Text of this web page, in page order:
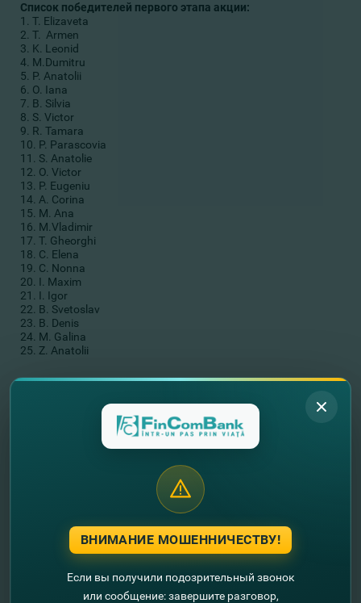
Список победителей первого этапа акции:
1. T. Elizaveta
2. T. Armen
3. K. Leonid
4. M.Dumitru
5. P. Anatolii
6. O. Iana
7. B. Silvia
8. S. Victor
9. R. Tamara
10. P. Parascovia
11. S. Anatolie
12. O. Victor
13. P. Eugeniu
14. A. Corina
15. M. Ana
16. M.Vladimir
17. T. Gheorghi
18. C. Elena
19. C. Nonna
20. I. Maxim
21. I. Igor
22. B. Svetoslav
23. B. Denis
24. M. Galina
25. Z. Anatolii
Другие новости
ВНИМАНИЕ МОШЕННИЧЕСТВУ!
Если вы получили подозрительный звонок
или сообщение: завершите разговор,